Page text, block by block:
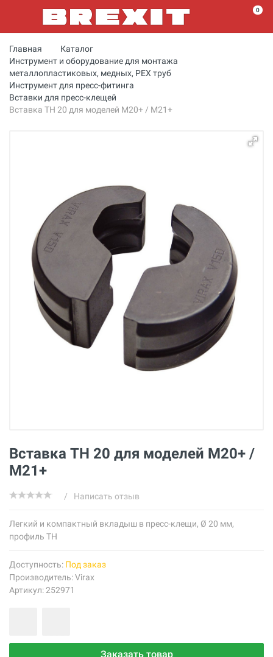
0
Главная
Каталог
Инструмент и оборудование для монтажа
металлопластиковых, медных, PEX труб
Инструмент для пресс-фитинга
Вставки для пресс-клещей
Вставка ТН 20 для моделей M20+ / M21+
Вставка ТН 20 для моделей M20+ /
M21+
/ Написать отзыв
Легкий и компактный вкладыш в пресс-клещи, Ø 20 мм,
профиль ТН
Доступность: Под заказ
Производитель:Virax
Артикул: 252971
Заказать товар